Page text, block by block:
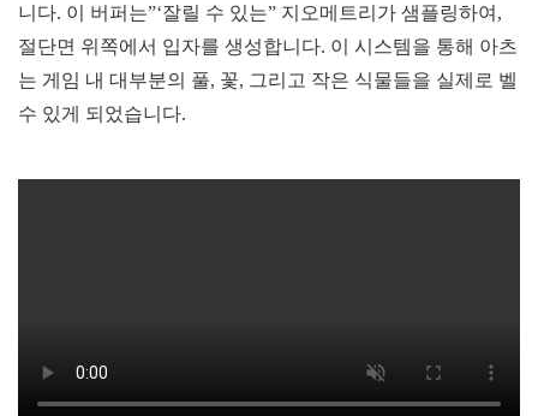
니다. 이 버퍼는”‘잘릴 수 있는” 지오메트리가 샘플링하여,
절단면 위쪽에서 입자를 생성합니다. 이 시스템을 통해 아츠
는 게임 내 대부분의 풀, 꽃, 그리고 작은 식물들을 실제로 벨
수 있게 되었습니다.